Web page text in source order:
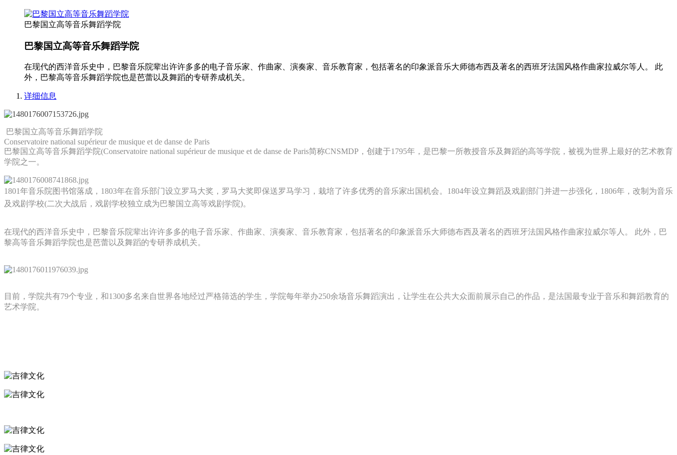
巴黎国立高等音乐舞蹈学院
巴黎国立高等音乐舞蹈学院
在现代的西洋音乐史中，巴黎音乐院辈出许许多多的电子音乐家、作曲家、演奏家、音乐教育家，包括著名的印象派音乐大师德布西及著名的西班牙法国风格作曲家拉威尔等人。 此
外，巴黎高等音乐舞蹈学院也是芭蕾以及舞蹈的专研养成机关。
详细信息
巴黎国立高等音乐舞蹈学院
Conservatoire national supérieur de musique et de danse de Paris
巴黎国立高等音乐舞蹈学院(Conservatoire national supérieur de musique et de danse de Paris简称CNSMDP，创建于1795年，是巴黎一所教授音乐及舞蹈的高等学院，被视为世界上最好的艺术教育
学院之一。
1801年音乐院图书馆落成，1803年在音乐部门设立罗马大奖，罗马大奖即保送罗马学习，栽培了许多优秀的音乐家出国机会。1804年设立舞蹈及戏剧部门并进一步强化，1806年，改制为音乐
及戏剧学校(二次大战后，戏剧学校独立成为巴黎国立高等戏剧学院)。
在现代的西洋音乐史中，巴黎音乐院辈出许许多多的电子音乐家、作曲家、演奏家、音乐教育家，包括著名的印象派音乐大师德布西及著名的西班牙法国风格作曲家拉威尔等人。 此外，巴
黎高等音乐舞蹈学院也是芭蕾以及舞蹈的专研养成机关。
目前，学院共有79个专业，和1300多名来自世界各地经过严格筛选的学生，学院每年举办250余场音乐舞蹈演出，让学生在公共大众面前展示自己的作品，是法国最专业于音乐和舞蹈教育的
艺术学院。